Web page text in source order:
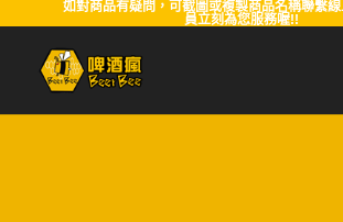
如對商品有疑問，可截圖或複製商品名稱聯繫
員立刻為您服務喔!!